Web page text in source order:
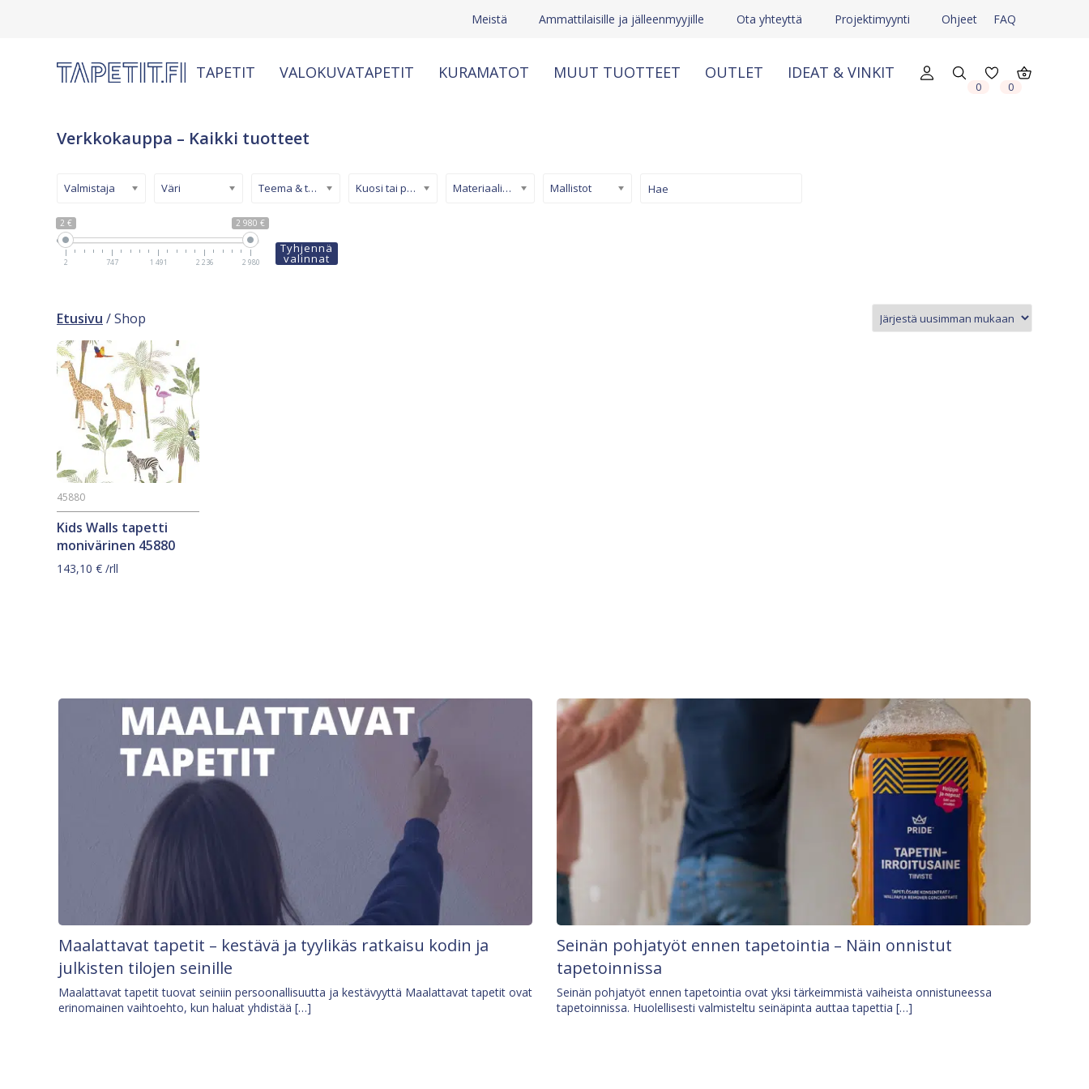
Meistä Ammattilaisille ja jälleenmyyjille Ota yhteyttä Projektimyynti Ohjeet FAQ
TAPETIT VALOKUVATAPETIT KURAMATOT MUUT TUOTTEET OUTLET IDEAT & VINKIT
0 0
Verkkokauppa – Kaikki tuotteet
2 € 2 980 €
2 747 1 491 2 236 2 980
Valmistaja Väri Teema & tyyli Kuosi tai pinta Materiaali/ tuotetyyppi Mallistot
Tyhjennä
valinnat
Etusivu / Shop
Kids Walls tapetti
monivärinen 45880
45880
143,10 € /rll
Maalattavat tapetit – kestävä ja tyylikäs ratkaisu kodin ja
julkisten tilojen seinille
Maalattavat tapetit tuovat seiniin persoonallisuutta ja kestävyyttä Maalattavat tapetit ovat
erinomainen vaihtoehto, kun haluat yhdistää […]
Seinän pohjatyöt ennen tapetointia – Näin onnistut
tapetoinnissa
Seinän pohjatyöt ennen tapetointia ovat yksi tärkeimmistä vaiheista onnistuneessa
tapetoinnissa. Huolellisesti valmisteltu seinäpinta auttaa tapettia […]